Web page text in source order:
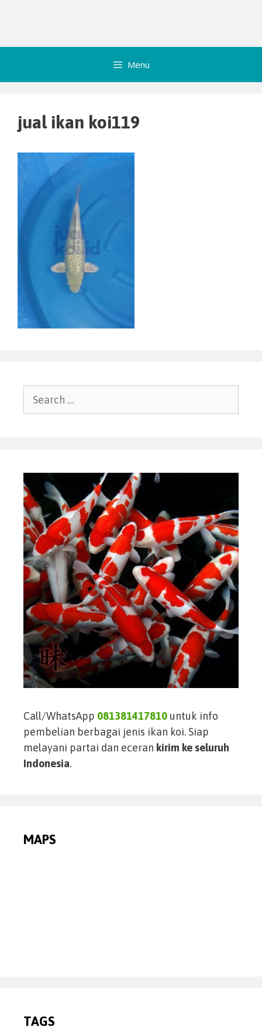
Menu
jual ikan koi119
Call/WhatsApp 081381417810 untuk info
pembelian berbagai jenis ikan koi. Siap
melayani partai dan eceran kirim ke seluruh
Indonesia.
MAPS
TAGS